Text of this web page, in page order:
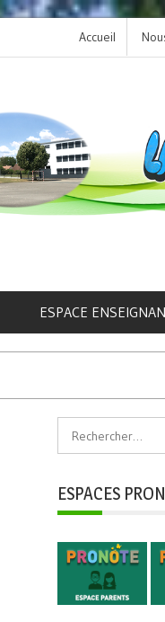
Accueil
ESPACE
Rechercher :
ESPACES